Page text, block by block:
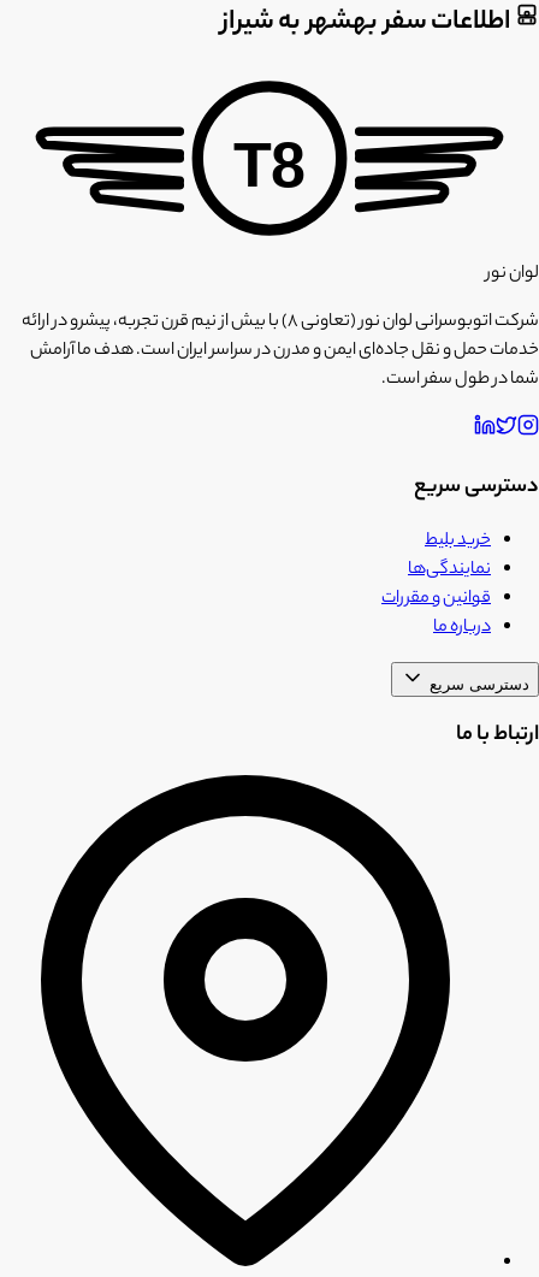
اطلاعات سفر بهشهر به شیراز
T8
لوان نور
شرکت اتوبوسرانی لوان نور (تعاونی ۸) با بیش از نیم قرن تجربه، پیشرو در ارائه
خدمات حمل و نقل جاده‌ای ایمن و مدرن در سراسر ایران است. هدف ما آرامش
شما در طول سفر است.
دسترسی سریع
خرید بلیط
نمایندگی‌ها
قوانین و مقررات
درباره ما
دسترسی سریع
ارتباط با ما